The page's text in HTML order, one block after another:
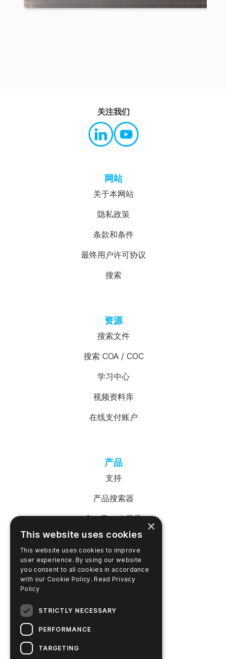
网站
关于本网站
隐私政策
条款和条件
最终用户许可协议
搜索
资源
搜索文件
搜索 COA / COC
学习中心
视频资料库
在线支付账户
产品
支持
产品搜索器
SureTrend 登录
在线购物（美国）
在线购物（澳大利亚）
关注我们
×
This website uses cookies
This website uses cookies to improve
user experience. By using our website
you consent to all cookies in accordance
with our Cookie Policy. Read Privacy
Policy
STRICTLY NECESSARY
PERFORMANCE
TARGETING